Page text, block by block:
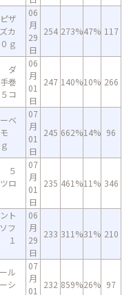
ザ
カ
ｇ
06
月
29
日
254 273%47% 117
ダ
巻
コ
06
月
01
日
247 140%10% 266
ベ
07
月
01
日
245 662%14% 96
５
ロ
07
月
01
日
235 461%11% 346
ト
フ
１
06
月
29
日
233 311%31% 210
ル
シ
07
月
01
232 859%26% 97